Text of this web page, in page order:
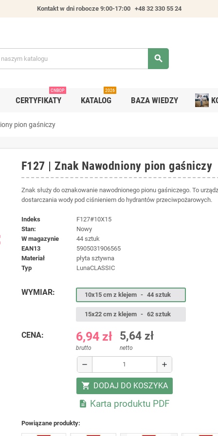
Kontakt w dni robocze 9:00-17:00 +48 32 330 55 24
search
CERTYFIKATY
CNBOP
KATALOG
2026
BAZA WIEDZY
pion gaśniczy
F127 | Znak Nawodniony pion gaśniczy
Znak służy do oznakowanie nawodnionego pionu gaśniczego. To
dostarczania wody pod ciśnieniem do hydrantów przeciwpożarowych.
Indeks
F127#10X15
Stan:
Nowy
W magazynie
44 sztuk
EAN13
5905031906565
materiał
płyta sztywna
typ
LunaCLASSIC
WYMIAR: 10x15 cm z klejem - 44 sztuk
15x22 cm z klejem - 62 sztuk
CENA: 6,94 zł
brutto
5,64 zł
netto
remove add
shopping_cart DODAJ DO KOSZYKA
 Karta produktu PDF
Powiązane produkty: